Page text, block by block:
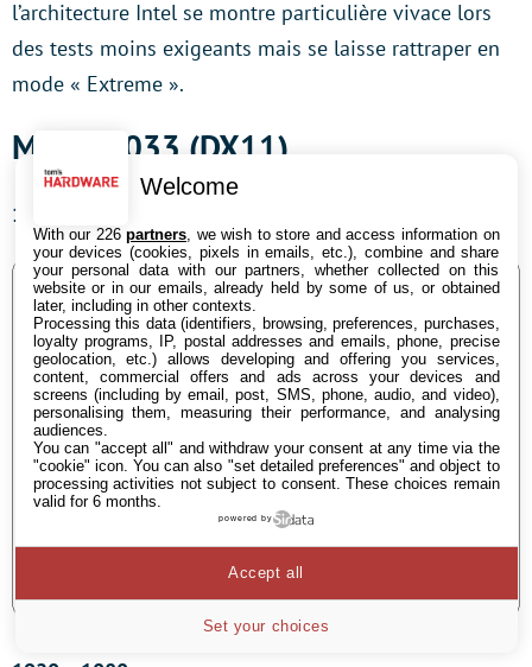
l’architecture Intel se montre particulière vivace lors
des tests moins exigeants mais se laisse rattraper en
mode « Extreme ».
Metro 2033 (DX11)
1680 x 1050
Welcome
With our 226partners , we wish to store and access information on
your devices (cookies, pixels in emails, etc.), combine and share
your personal data with our partners, whether collected on this
website or in our emails, already held by some of us, or obtained
later, including in other contexts.
Processing this data (identifiers, browsing, preferences, purchases,
loyalty programs, IP, postal addresses and emails, phone, precise
geolocation, etc.) allows developing and offering you services,
content, commercial offers and ads across your devices and
screens (including by email, post, SMS, phone, audio, and video),
personalising them, measuring their performance, and analysing
audiences.
You can "accept all" and withdraw your consent at any time via the
"cookie" icon. You can also "set detailed preferences" and object to
processing activities not subject to consent. These choices remain
valid for 6 months.
powered by
Set your choices
Accept all